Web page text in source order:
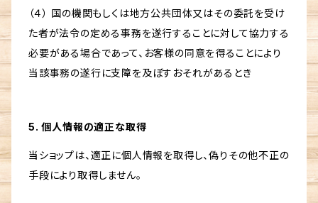
（４） 国の機関もしくは地方公共団体又はその委託を受け
た者が法令の定める事務を遂行することに対して協力する
必要がある場合であって、お客様の同意を得ることにより
当該事務の遂行に支障を及ぼすおそれがあるとき
5. 個人情報の適正な取得
当ショップは、適正に個人情報を取得し、偽りその他不正の
手段により取得しません。